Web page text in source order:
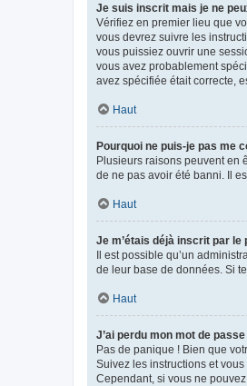
Je suis inscrit mais je ne
Vérifiez en premier lieu que
vous devrez suivre les
vous puissiez ouvrir une
vous avez probablement
avez spécifiée était correcte,
Haut
Pourquoi ne puis-je pas me
Plusieurs raisons peuvent en
de ne pas avoir été banni. Il
Haut
Je m’étais déjà inscrit par
Il est possible qu’un
de leur base de données. Si
Haut
J’ai perdu mon mot de passe
Pas de panique ! Bien que
Suivez les instructions et
Cependant, si vous ne